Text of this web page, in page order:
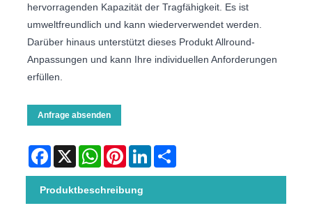
hervorragenden Kapazität der Tragfähigkeit. Es ist
umweltfreundlich und kann wiederverwendet werden.
Darüber hinaus unterstützt dieses Produkt Allround-
Anpassungen und kann Ihre individuellen Anforderungen
erfüllen.
Anfrage absenden
Facebook
X WhatsAppPinterestLinkedIn
Produktbeschreibung